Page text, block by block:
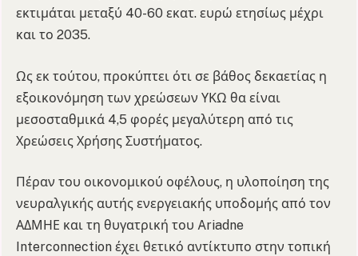
εκτιμάται μεταξύ 40-60 εκατ. ευρώ ετησίως μέχρι
και το 2035.
Ως εκ τούτου, προκύπτει ότι σε βάθος δεκαετίας η
εξοικονόμηση των χρεώσεων ΥΚΩ θα είναι
μεσοσταθμικά 4,5 φορές μεγαλύτερη από τις
Χρεώσεις Χρήσης Συστήματος.
Πέραν του οικονομικού οφέλους, η υλοποίηση της
νευραλγικής αυτής ενεργειακής υποδομής από τον
ΑΔΜΗΕ και τη θυγατρική του Ariadne
Interconnection έχει θετικό αντίκτυπο στην τοπική